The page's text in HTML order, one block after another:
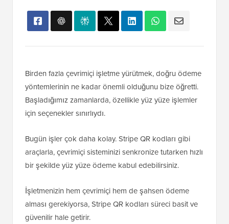
Birden fazla çevrimiçi işletme yürütmek, doğru ödeme
yöntemlerinin ne kadar önemli olduğunu bize öğretti.
Başladığımız zamanlarda, özellikle yüz yüze işlemler
için seçenekler sınırlıydı.
Bugün işler çok daha kolay. Stripe QR kodları gibi
araçlarla, çevrimiçi sisteminizi senkronize tutarken hızlı
bir şekilde yüz yüze ödeme kabul edebilirsiniz.
İşletmenizin hem çevrimiçi hem de şahsen ödeme
alması gerekiyorsa, Stripe QR kodları süreci basit ve
güvenilir hale getirir.